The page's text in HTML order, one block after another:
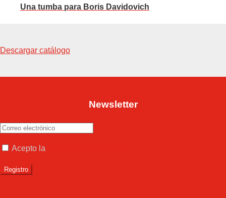
Una tumba para Boris Davidovich
Descargar catálogo
Newsletter
Acepto la